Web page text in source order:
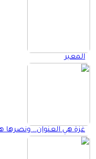
المعبر
غزة هي العنوان.. ونصرها